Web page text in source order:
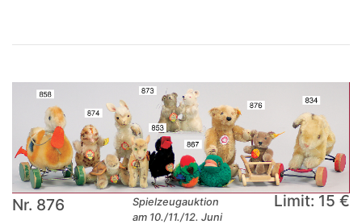
Nr. 876
Spielzeugauktion
am 10./11./12. Juni
Limit: 15 €